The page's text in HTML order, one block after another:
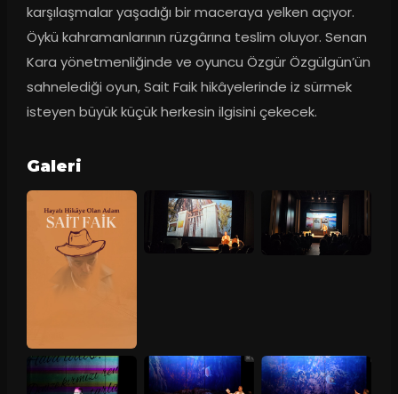
karşılaşmalar yaşadığı bir maceraya yelken açıyor.
Öykü kahramanlarının rüzgârına teslim oluyor. Senan
Kara yönetmenliğinde ve oyuncu Özgür Özgülgün’ün
sahnelediği oyun, Sait Faik hikâyelerinde iz sürmek
isteyen büyük küçük herkesin ilgisini çekecek.
Galeri